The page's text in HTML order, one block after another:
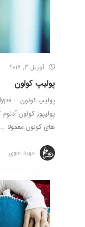
آوریل 3, 2017
پولیپ کولون
پولیپوز کولون
های کولون معمولا ...
مهبد علوی